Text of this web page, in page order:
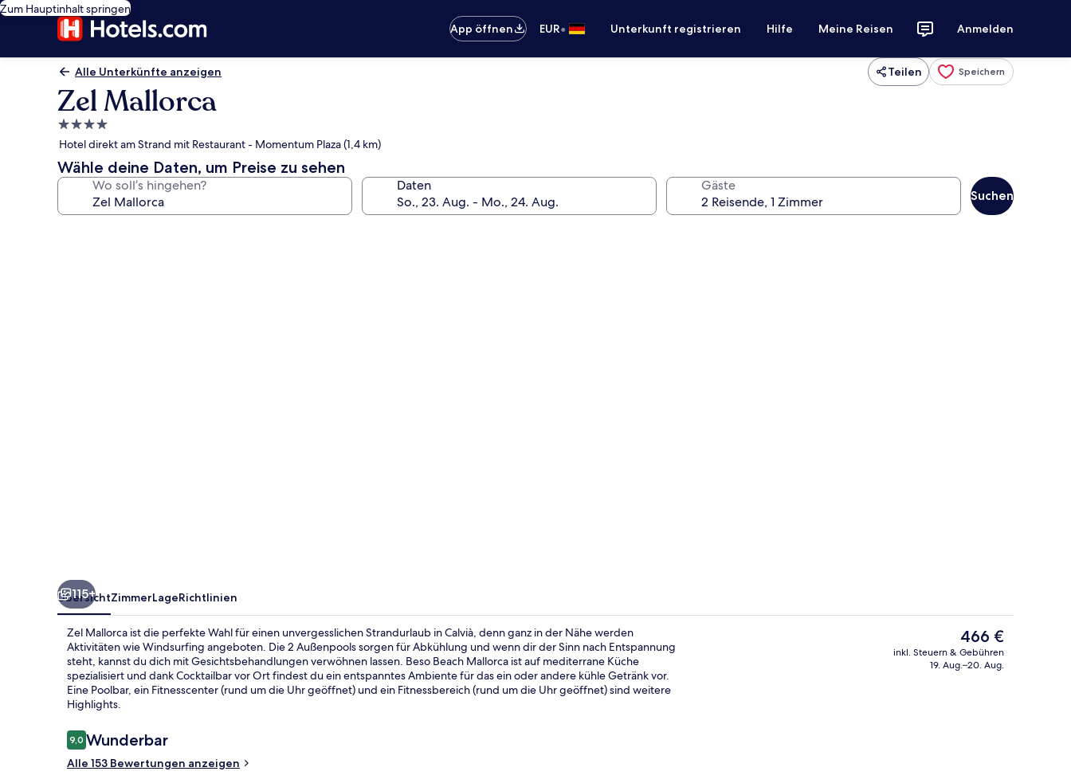
Zum Hauptinhalt springen
App öffnen
EUR• Unterkunft registrieren Hilfe Meine Reisen Anmelden
Alle Unterkünfte anzeigen Teilen Speichern
Zel Mallorca
4.0-
Sterne-
Unterkunft
Hotel direkt am Strand mit Restaurant - Momentum Plaza (1,4 km)
Wähle deine Daten, um Preise zu sehen
Wo soll’s hingehen? Daten Gäste
Suchen
2 Außenpools, Sonnenschirme, Liegestühle
115+
ÜbersichtZimmerLageRichtlinien
Zel Mallorca ist die perfekte Wahl für einen unvergesslichen Strandurlaub in Calvià, denn ganz in der Nähe werden
Aktivitäten wie Windsurfing angeboten. Die 2 Außenpools sorgen für Abkühlung und wenn dir der Sinn nach Entspannung
steht, kannst du dich mit Gesichtsbehandlungen verwöhnen lassen. Beso Beach Mallorca ist auf mediterrane Küche
spezialisiert und dank Cocktailbar vor Ort findest du ein entspanntes Ambiente für das ein oder andere kühle Getränk vor.
Eine Poolbar, ein Fitnesscenter (rund um die Uhr geöffnet) und ein Fitnessbereich (rund um die Uhr geöffnet) sind weitere
Highlights.
Bewertungen
9,09,0 von 10.
Wunderbar
Alle 153 Bewertungen anzeigen
Der
aktuelle
Preis
466 €
inkl. Steuern & Gebühren
19. Aug.–20. Aug.